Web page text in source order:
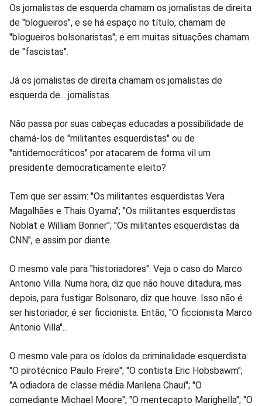
Compartilhar
no
Compartilhar
no
Compartilhar
no
Compartilhar
no
Compartilhar
no
no
Os jornalistas de esquerda chamam os jornalistas de direita
de "blogueiros", e se há espaço no título, chamam de
"blogueiros bolsonaristas"; e em muitas situações chamam
de "fascistas".
Já os jornalistas de direita chamam os jornalistas de
esquerda de... jornalistas.
Não passa por suas cabeças educadas a possibilidade de
chamá-los de "militantes esquerdistas" ou de
"antidemocráticos" por atacarem de forma vil um
presidente democraticamente eleito?
Tem que ser assim: "Os militantes esquerdistas Vera
Magalhães e Thais Oyama"; "Os militantes esquerdistas
Noblat e William Bonner"; "Os militantes esquerdistas da
CNN", e assim por diante.
O mesmo vale para "historiadores". Veja o caso do Marco
Antonio Villa. Numa hora, diz que não houve ditadura, mas
depois, para fustigar Bolsonaro, diz que houve. Isso não é
ser historiador, é ser ficcionista. Então, "O ficcionista Marco
Antonio Villa"...
O mesmo vale para os ídolos da criminalidade esquerdista:
"O pirotécnico Paulo Freire"; "O contista Eric Hobsbawm";
"A odiadora de classe média Marilena Chauí"; "O
comediante Michael Moore"; "O mentecapto Marighella"; "O